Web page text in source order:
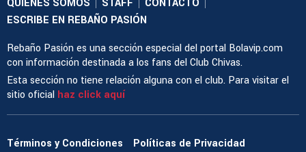
QUIENES SOMOS STAFF CONTACTO
ESCRIBE EN REBAÑO PASIÓN
Rebaño Pasión es una sección especial del portal Bolavip.com
con información destinada a los fans del Club Chivas.
Esta sección no tiene relación alguna con el club. Para visitar el
sitio oficial haz click aquí
Términos y Condiciones
Políticas de Privacidad